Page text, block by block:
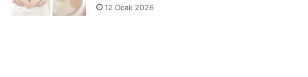
12 Ocak 2026